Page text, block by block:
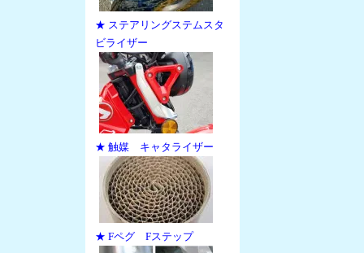
★ ステアリングステムスタ
ビライザー
★ 触媒 キャタライザー
★ Fペグ Fステップ